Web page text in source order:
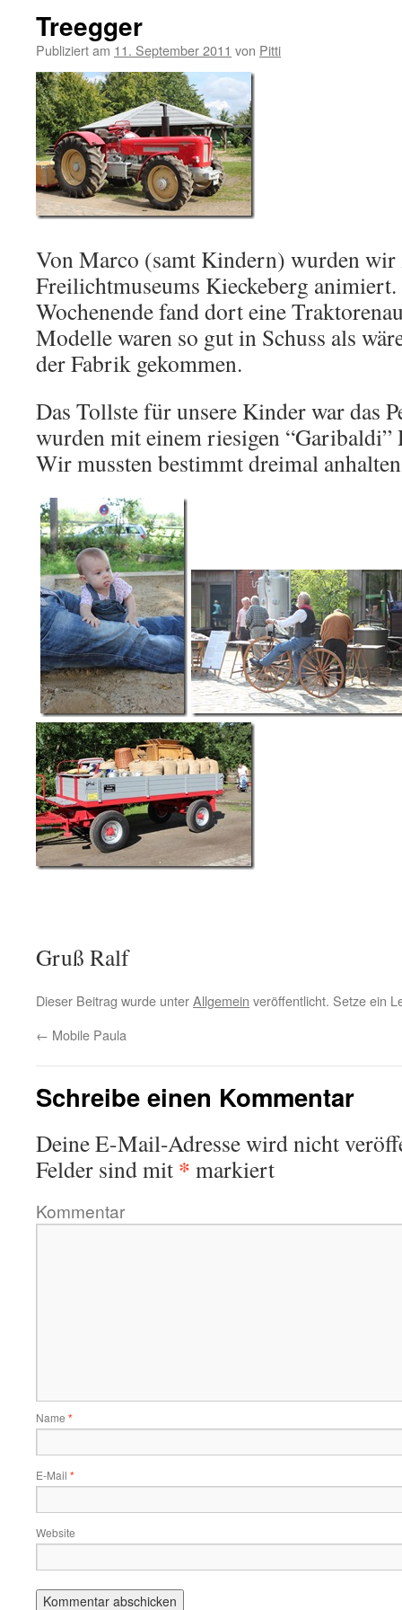
Treegger
Publiziert am 11. September 2011 von Pitti
Von Marco (samt Kindern) wurden wir
Freilichtmuseums Kieckeberg
Wochenende fand dort eine
Modelle waren so gut in Schuss als
der Fabrik gekommen.
Das Tollste für unsere Kinder war das
wurden mit einem riesigen “Garibaldi”
Wir mussten bestimmt dreimal
Gruß Ralf
Dieser Beitrag wurde unterAllgemein veröffentlicht. Setze ein
← Mobile Paula
Schreibe einen Kommentar
Deine E-Mail-Adresse wird nicht
Felder sind mit * markiert
Kommentar
Name *
E-Mail *
Website